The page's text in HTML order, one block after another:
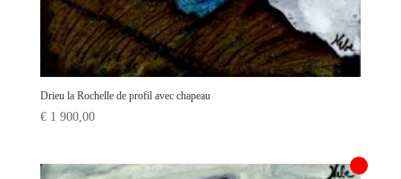
Drieu la Rochelle de profil avec chapeau
€1 900,00